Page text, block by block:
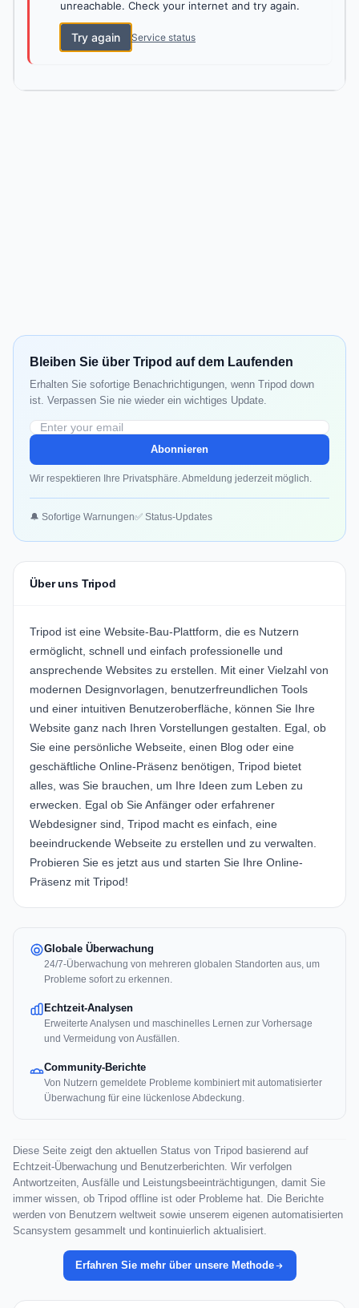
unreachable. Check your internet and try again.
Try again Service status
Bleiben Sie über Tripod auf dem Laufenden
Erhalten Sie sofortige Benachrichtigungen, wenn Tripod down
ist. Verpassen Sie nie wieder ein wichtiges Update.
Abonnieren
Wir respektieren Ihre Privatsphäre. Abmeldung jederzeit möglich.
🔔 Sofortige Warnungen✅ Status-Updates
Über uns Tripod
Tripod ist eine Website-Bau-Plattform, die es Nutzern
ermöglicht, schnell und einfach professionelle und
ansprechende Websites zu erstellen. Mit einer Vielzahl von
modernen Designvorlagen, benutzerfreundlichen Tools
und einer intuitiven Benutzeroberfläche, können Sie Ihre
Website ganz nach Ihren Vorstellungen gestalten. Egal, ob
Sie eine persönliche Webseite, einen Blog oder eine
geschäftliche Online-Präsenz benötigen, Tripod bietet
alles, was Sie brauchen, um Ihre Ideen zum Leben zu
erwecken. Egal ob Sie Anfänger oder erfahrener
Webdesigner sind, Tripod macht es einfach, eine
beeindruckende Webseite zu erstellen und zu verwalten.
Probieren Sie es jetzt aus und starten Sie Ihre Online-
Präsenz mit Tripod!
Globale Überwachung
24/7-Überwachung von mehreren globalen Standorten aus, um
Probleme sofort zu erkennen.
Echtzeit-Analysen
Erweiterte Analysen und maschinelles Lernen zur Vorhersage
und Vermeidung von Ausfällen.
Community-Berichte
Von Nutzern gemeldete Probleme kombiniert mit automatisierter
Überwachung für eine lückenlose Abdeckung.
Diese Seite zeigt den aktuellen Status von Tripod basierend auf
Echtzeit-Überwachung und Benutzerberichten. Wir verfolgen
Antwortzeiten, Ausfälle und Leistungsbeeinträchtigungen, damit Sie
immer wissen, ob Tripod offline ist oder Probleme hat. Die Berichte
werden von Benutzern weltweit sowie unserem eigenen automatisierten
Scansystem gesammelt und kontinuierlich aktualisiert.
Erfahren Sie mehr über unsere Methode